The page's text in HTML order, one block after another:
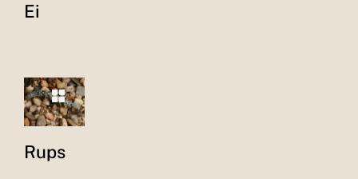
Ei
Rups